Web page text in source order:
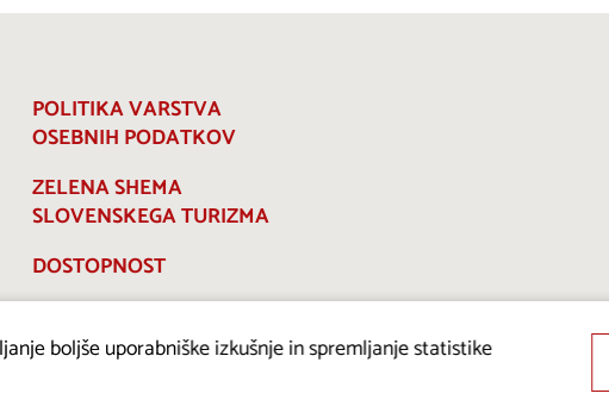
POLITIKA VARSTVA
OSEBNIH PODATKOV
ZELENA SHEMA
SLOVENSKEGA TURIZMA
DOSTOPNOST
boljše uporabniške izkušnje in spremljanje statistike